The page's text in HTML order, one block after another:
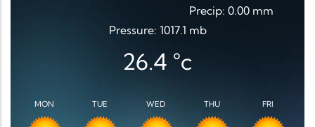
Precip: 0.00 mm
Pressure: 1017.1 mb
26.4 °c
MON TUE WED THU FRI